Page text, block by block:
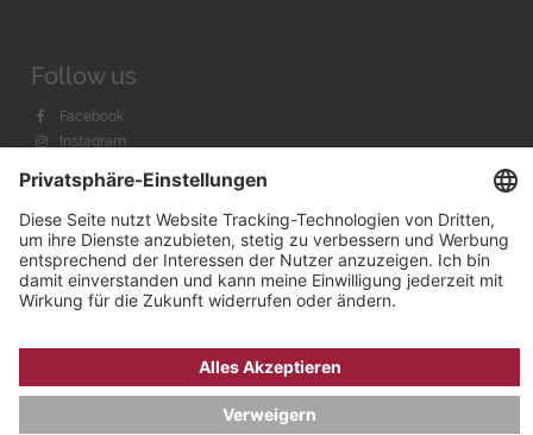
Follow us
Facebook
Instagram
IMPRESSUM
AGB & WIDERRUF
COOKIE-EINSTELLUNGEN